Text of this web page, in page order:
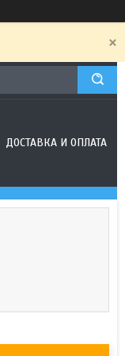
ДОСТАВКА И ОПЛАТА